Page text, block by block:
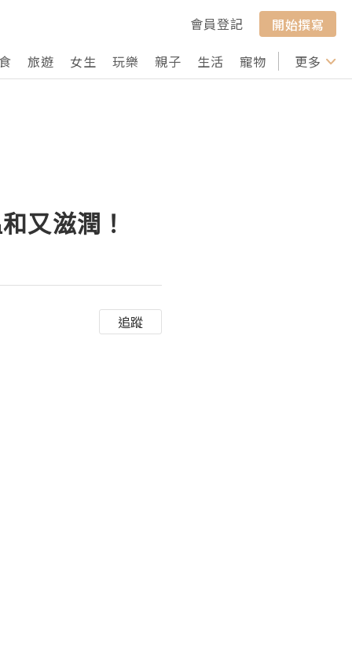
會員登記
開始撰寫
旅遊 女生 玩樂 親子 生活 寵物 行山 打卡
更多
又滋潤！
追蹤